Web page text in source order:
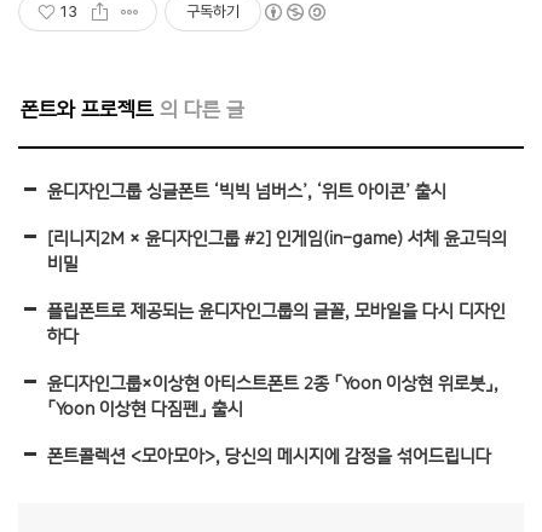
13 구독하기
폰트와 프로젝트
윤디자인그룹 싱글폰트 ‘빅빅 넘버스’, ‘위트 아이콘’ 출시
[리니지2M × 윤디자인그룹 #2] 인게임(in-game) 서체 윤고딕의
비밀
플립폰트로 제공되는 윤디자인그룹의 글꼴, 모바일을 다시 디자인
하다
윤디자인그룹×이상현 아티스트폰트 2종 「Yoon 이상현 위로붓」,
「Yoon 이상현 다짐펜」 출시
폰트콜렉션 <모아모아>, 당신의 메시지에 감정을 섞어드립니다